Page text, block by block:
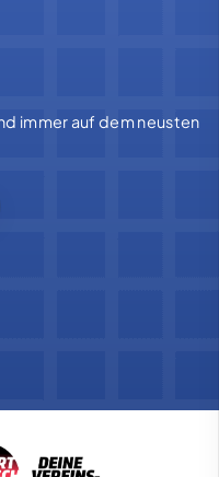
immer auf dem neusten